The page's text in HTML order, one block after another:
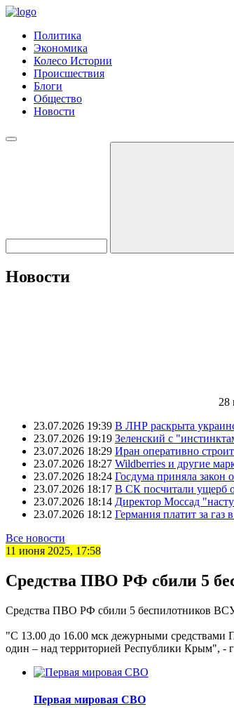
Политика
Экономика
Колесо Истории
Происшествия
Блоги
Общество
Новости
Новости
28
23.07.2026 19:39 В ЛНР раскрыта
23.07.2026 19:19 Зеленский с
23.07.2026 18:29 Иран оперативно
23.07.2026 18:27 Wildberries и другие
23.07.2026 18:24 Госдума приняла закон
23.07.2026 18:17 В СК посчитали ущерб
23.07.2026 18:14 Директор Моссад
23.07.2026 18:12 Германия платит за газ
Все новости
11 июня 2025, 17:58
Средства ПВО РФ сбили 5
Средства ПВО РФ сбили 5 беспилотников
"С 13.00 до 16.00 мск дежурными средствами
один – над территорией Республики Крым", -
Первая мировая СВО